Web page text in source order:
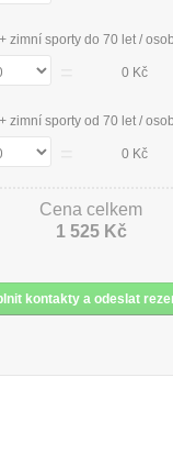
zimní sporty do 70 let /
0 Kč
zimní sporty od 70 let /
0 Kč
Cena celkem
1 525 Kč